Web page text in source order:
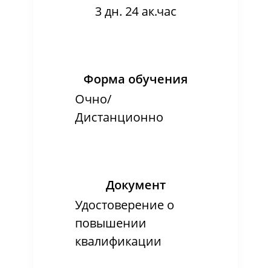
3 дн. 24 ак.час
Форма обучения
Очно/
Дистанционно
Документ
Удостоверение о
повышении
квалификации